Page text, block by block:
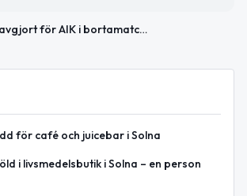
Oavgjort för AIK i bortamatch mot Västerås SK FK
för café och juicebar i Solna
i livsmedelsbutik i Solna – en person